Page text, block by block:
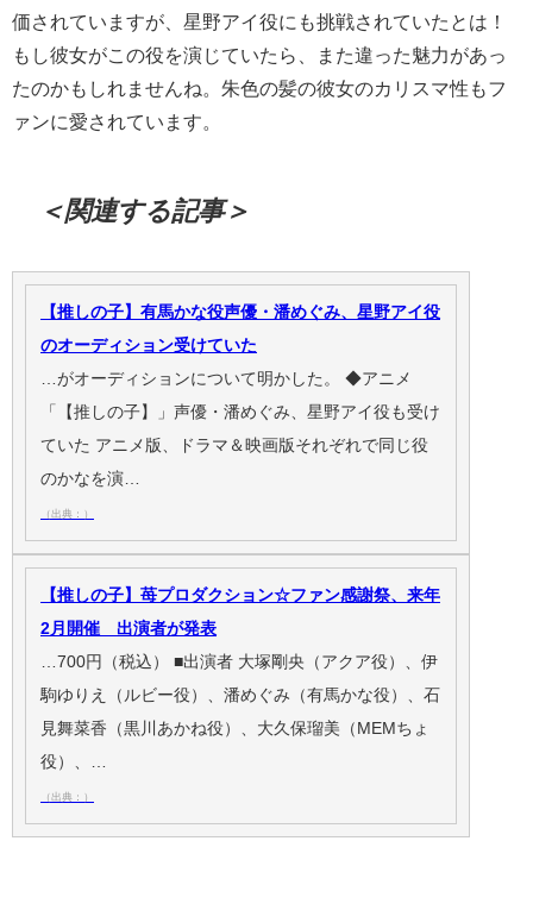
価されていますが、星野アイ役にも挑戦されていたとは！
もし彼女がこの役を演じていたら、また違った魅力があっ
たのかもしれませんね。朱色の髪の彼女のカリスマ性もフ
ァンに愛されています。
＜関連する記事＞
【推しの子】有馬かな役声優・潘めぐみ、星野アイ役
のオーディション受けていた
…がオーディションについて明かした。 ◆アニメ
「【推しの子】」声優・潘めぐみ、星野アイ役も受け
ていた アニメ版、ドラマ＆映画版それぞれで同じ役
のかなを演…
（出典：）
【推しの子】苺プロダクション☆ファン感謝祭、来年
2月開催 出演者が発表
…700円（税込） ■出演者 大塚剛央（アクア役）、伊
駒ゆりえ（ルビー役）、潘めぐみ（有馬かな役）、石
見舞菜香（黒川あかね役）、大久保瑠美（MEMちょ
役）、…
（出典：）